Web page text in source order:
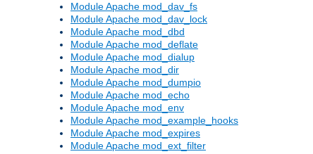
Module Apache mod_dav_fs
Module Apache mod_dav_lock
Module Apache mod_dbd
Module Apache mod_deflate
Module Apache mod_dialup
Module Apache mod_dir
Module Apache mod_dumpio
Module Apache mod_echo
Module Apache mod_env
Module Apache mod_example_hooks
Module Apache mod_expires
Module Apache mod_ext_filter